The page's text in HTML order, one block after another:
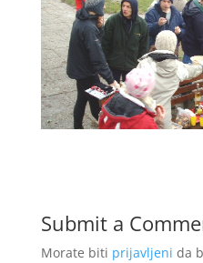
Submit a
Morate biti prijavljeni da